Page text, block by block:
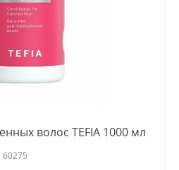
волос TEFIA 1000 мл
60275